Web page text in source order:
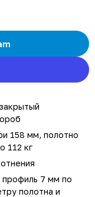
158 мм, полотно
112 кг
7 мм по
полотна и